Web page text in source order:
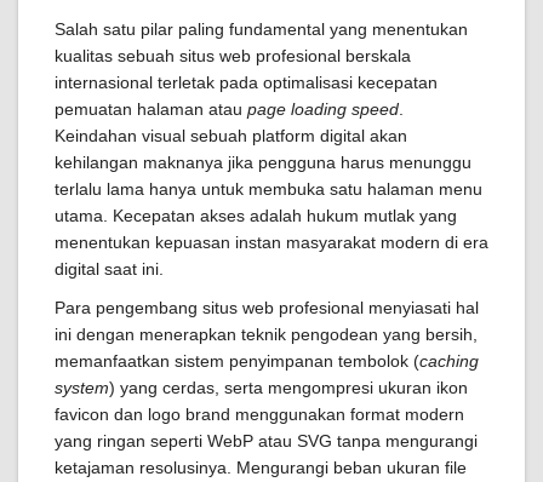
Salah satu pilar paling fundamental yang menentukan
kualitas sebuah situs web profesional berskala
internasional terletak pada optimalisasi kecepatan
pemuatan halaman atau page loading speed
Keindahan visual sebuah platform digital akan
kehilangan maknanya jika pengguna harus menunggu
terlalu lama hanya untuk membuka satu halaman menu
utama. Kecepatan akses adalah hukum mutlak yang
menentukan kepuasan instan masyarakat modern di era
digital saat ini.
Para pengembang situs web profesional menyiasati hal
ini dengan menerapkan teknik pengodean yang bersih,
memanfaatkan sistem penyimpanan tembolok (caching
system) yang cerdas, serta mengompresi ukuran ikon
favicon dan logo brand menggunakan format modern
yang ringan seperti WebP atau SVG tanpa mengurangi
ketajaman resolusinya. Mengurangi beban ukuran file